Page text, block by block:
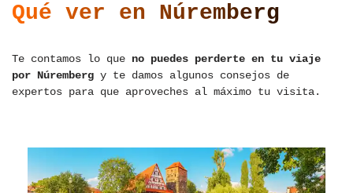
Qué ver en Núremberg
Te contamos lo que no puedes perderte en tu viaje
por Núremberg y te damos algunos consejos de
expertos para que aproveches al máximo tu visita.